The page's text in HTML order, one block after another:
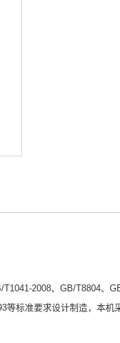
2008、GB/T8804、
标准要求设计制造，本机